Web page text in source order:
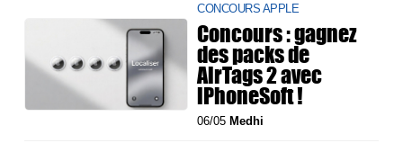
CONCOURS APPLE
Concours : gagnez
des packs de
AirTags 2 avec
iPhoneSoft !
06/05Medhi